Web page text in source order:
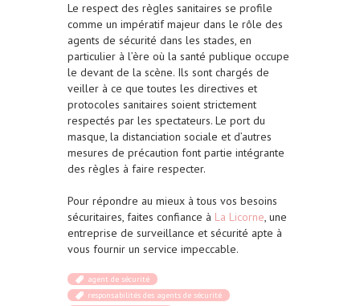
Le respect des règles sanitaires se profile
comme un impératif majeur dans le rôle des
agents de sécurité dans les stades, en
particulier à l’ère où la santé publique occupe
le devant de la scène. Ils sont chargés de
veiller à ce que toutes les directives et
protocoles sanitaires soient strictement
respectés par les spectateurs. Le port du
masque, la distanciation sociale et d’autres
mesures de précaution font partie intégrante
des règles à faire respecter.
Pour répondre au mieux à tous vos besoins
sécuritaires, faites confiance à La Licorne, une
entreprise de surveillance et sécurité apte à
vous fournir un service impeccable.
agent de sécurité
responsabilités des agents de sécurité